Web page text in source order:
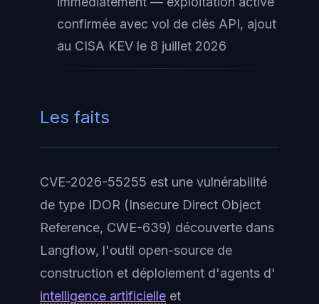
confirmée avec vol de clés API, ajout
au CISA KEV le 8 juillet 2026
Les faits
CVE-2026-55255 est une vulnérabilité
de type IDOR (Insecure Direct Object
Reference, CWE-639) découverte dans
Langflow, l'outil open-source de
construction et déploiement d'agents d'
intelligence artificielle et